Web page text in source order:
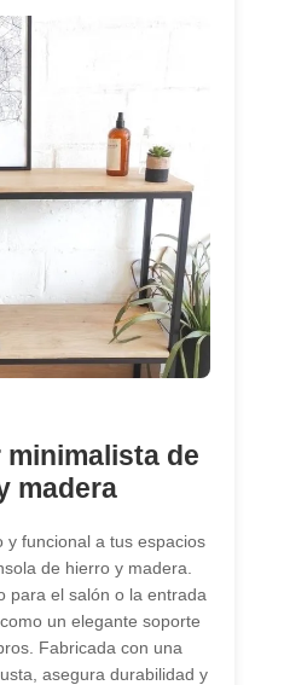
minimalista de
madera
y funcional a tus espacios
de hierro y madera.
para el salón o la entrada
un elegante soporte
Fabricada con una
asegura durabilidad y